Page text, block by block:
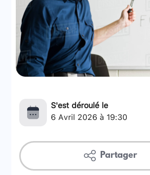
S'est déroulé le
6 Avril 2026 à 19:30
Partager